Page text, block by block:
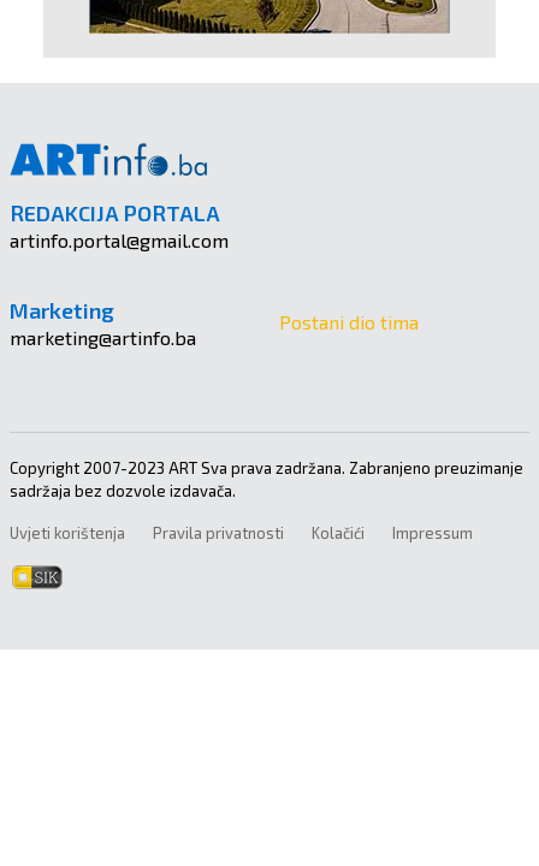
REDAKCIJA PORTALA
artinfo.portal@gmail.com
Marketing
marketing@artinfo.ba
Postani dio tima
Copyright 2007-2023 ART Sva prava zadržana. Zabranjeno preuzimanje
sadržaja bez dozvole izdavača.
Uvjeti korištenja Pravila privatnosti Kolačići Impressum